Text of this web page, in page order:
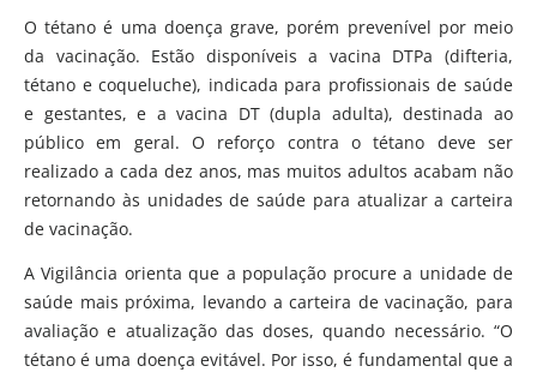
O tétano é uma doença grave, porém prevenível por meio
da vacinação. Estão disponíveis a vacina DTPa (difteria,
tétano e coqueluche), indicada para profissionais de saúde
e gestantes, e a vacina DT (dupla adulta), destinada ao
público em geral. O reforço contra o tétano deve ser
realizado a cada dez anos, mas muitos adultos acabam não
retornando às unidades de saúde para atualizar a carteira
de vacinação.
A Vigilância orienta que a população procure a unidade de
saúde mais próxima, levando a carteira de vacinação, para
avaliação e atualização das doses, quando necessário. “O
tétano é uma doença evitável. Por isso, é fundamental que a